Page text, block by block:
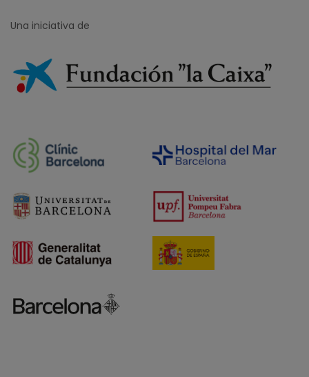
Una iniciativa de